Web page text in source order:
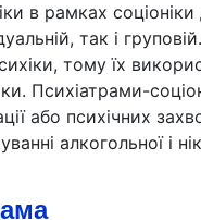
в рамках
так і
тому їх
Психіатрами-
або психічних
алкогольної і